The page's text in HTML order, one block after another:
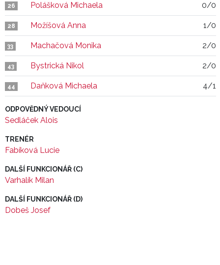
26 Polášková Michaela 0/0
28 Možíšová Anna 1/0
33 Machačová Monika 2/0
43 Bystrická Nikol 2/0
44 Daňková Michaela 4/1
ODPOVĚDNÝ VEDOUCÍ
Sedláček Alois
TRENÉR
Fabíková Lucie
DALŠÍ FUNKCIONÁŘ (C)
Varhalík Milan
DALŠÍ FUNKCIONÁŘ (D)
Dobeš Josef